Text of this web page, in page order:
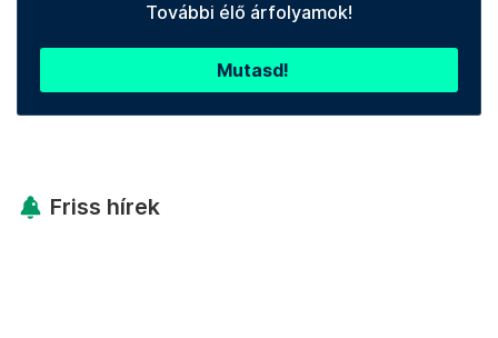
További élő árfolyamok!
Mutasd!
Friss hírek